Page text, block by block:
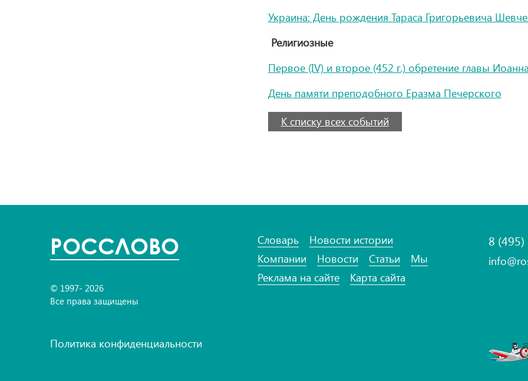
Украина: День рождения Тараса Григорьевича
Религиозные
Первое (IV) и второе (452 г.) обретение главы
День памяти преподобного Еразма Печерского
К списку всех событий
POCСЛОВО
© 1997- 2026
Все права защищены
Словарь
Новости истории
Компании
Новости Статьи
Мы
Реклама на сайте
Карта сайта
8
Политика конфиденциальности